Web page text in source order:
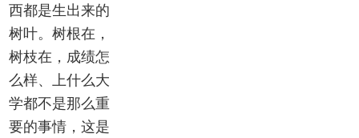
西都是生出来的
树叶。树根在，
树枝在，成绩怎
么样、上什么大
学都不是那么重
要的事情，这是